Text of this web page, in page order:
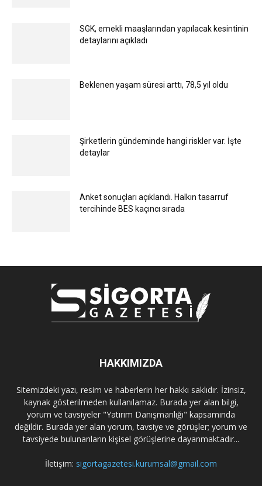
SGK, emekli maaşlarından yapılacak kesintinin
detaylarını açıkladı
Beklenen yaşam süresi arttı, 78,5 yıl oldu
Şirketlerin gündeminde hangi riskler var. İşte
detaylar
Anket sonuçları açıklandı. Halkın tasarruf
tercihinde BES kaçıncı sırada
HAKKIMIZDA
Sitemizdeki yazı, resim ve haberlerin her hakkı saklıdır. İzinsiz,
kaynak gösterilmeden kullanılamaz. Burada yer alan bilgi,
yorum ve tavsiyeler "Yatırım Danışmanlığı" kapsamında
değildir. Burada yer alan yorum, tavsiye ve görüşler; yorum ve
tavsiyede bulunanların kişisel görüşlerine dayanmaktadır...
İletişim: sigortagazetesi.kurumsal@gmail.com